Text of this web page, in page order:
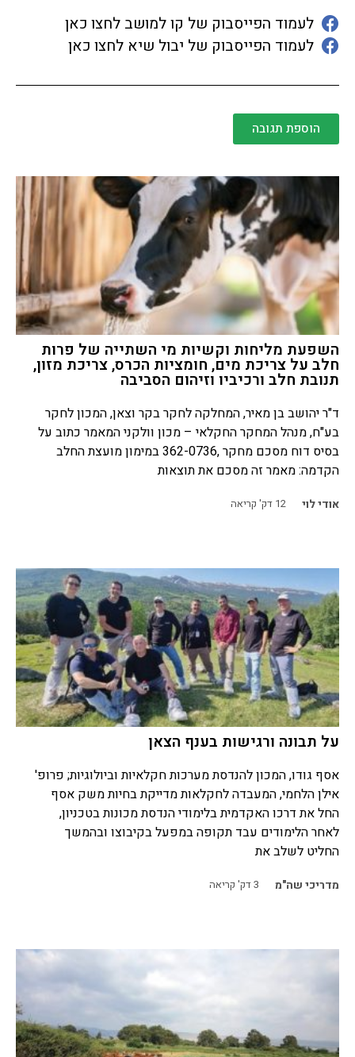
לעמוד הפייסבוק של קו למושב לחצו כאן
לעמוד הפייסבוק של יבול שיא לחצו כאן
הוספת תגובה
השפעת מליחות וקשיות מי השתייה של פרות
חלב על צריכת מים, חומציות הכרס, צריכת מזון,
תנובת חלב ורכיביו וזיהום הסביבה
ד"ר יהושב בן מאיר, המחלקה לחקר בקר וצאן, המכון לחקר
בע"ח, מנהל המחקר החקלאי – מכון וולקני המאמר כתוב על
בסיס דוח מסכם מחקר ,362-0736 במימון מועצת החלב
הקדמה: מאמר זה מסכם את תוצאות
אודי לוי 12 דק' קריאה
על תבונה ורגישות בענף הצאן
אסף גודו, המכון להנדסת מערכות חקלאיות וביולוגיות; פרופ'
אילן הלחמי, המעבדה לחקלאות מדייקת בחיות משק אסף
החל את דרכו האקדמית בלימודי הנדסת מכונות בטכניון,
לאחר הלימודים עבד תקופה במפעל בקיבוצו ובהמשך
החליט לשלב את
מדריכי שה"מ 3דק' קריאה